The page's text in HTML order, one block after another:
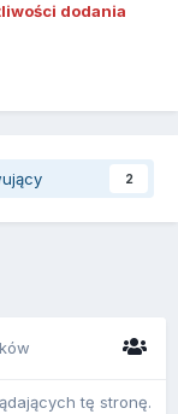
dodania
2
tę stronę.